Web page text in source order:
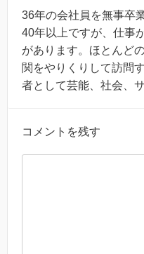
36年の会社員を無事卒
40年以上ですが、仕事
があります。ほとんど
関をやりくりして訪問
者として芸能、社会、
コメントを残す